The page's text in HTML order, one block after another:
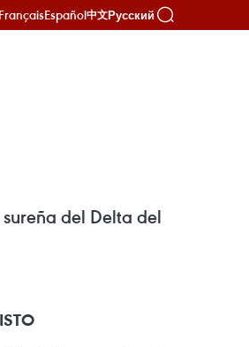
FrançaisEspañol中文Русский
del Delta del